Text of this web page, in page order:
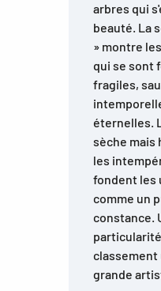
arbres qui
beauté. La
» montre
qui se sont
fragiles,
éternelles.
sèche mais
les
fondent les
comme un
constance.
classement
grande